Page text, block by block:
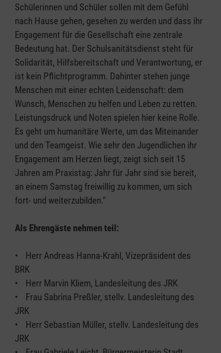
Schülerinnen und Schüler sollen mit dem Gefühl
nach Hause gehen, gesehen zu werden und dass ihr
Engagement für die Gesellschaft eine zentrale
Bedeutung hat. Der Schulsanitätsdienst steht für
Solidarität, Hilfsbereitschaft und Verantwortung, er
ist kein Pflichtprogramm. Dahinter stehen junge
Menschen mit einer echten Leidenschaft: dem
Wunsch, Menschen zu helfen und Leben zu retten.
Leistungsdruck und Noten spielen hier keine Rolle.
Es geht um humanitäre Werte, um das Miteinander
und den Teamgeist. Wie sehr den Jugendlichen ihr
Engagement am Herzen liegt, zeigt sich seit 15
Jahren am Praxistag: Jahr für Jahr sind sie bereit,
an einem Samstag freiwillig zu kommen, um sich
fort- und weiterzubilden.“
Als Ehrengäste nehmen teil:
• Herr Andreas Hanna-Krahl, Vizepräsident des
BRK
• Herr Marvin Kliem, Landesleitung des JRK
• Frau Sabrina Preßler, stellv. Landesleitung des
JRK
• Herr Sebastian Müller, stellv. Landesleitung des
JRK